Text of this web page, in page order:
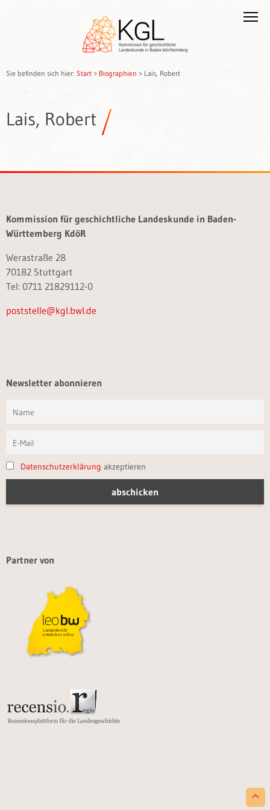
Sie befinden sich hier: Start > Biographien > Lais, Robert
Lais, Robert
Kommission für geschichtliche Landeskunde in Baden-
Württemberg KdöR
Werastraße 28
70182 Stuttgart
Tel: 0711 21829112-0
poststelle@kgl.bwl.de
Newsletter abonnieren
Datenschutzerklärung akzeptieren
Partner von